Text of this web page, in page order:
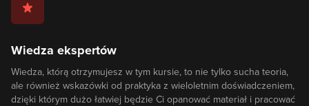
Wiedza ekspertów
Wiedza, którą otrzymujesz w tym kursie, to nie tylko sucha teoria,
ale również wskazówki od praktyka z wieloletnim doświadczeniem,
dzięki którym dużo łatwiej będzie Ci opanować materiał i pracować